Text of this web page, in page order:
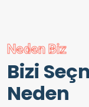
Neden Biz
Bizi
Neden